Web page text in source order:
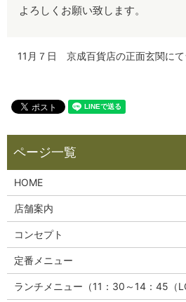
よろしくお願い致します。
11月７日 京成百貨店の正面玄関に
HOME
店舗案内
コンセプト
定番メニュー
ランチメニュー（11：30～14：45（